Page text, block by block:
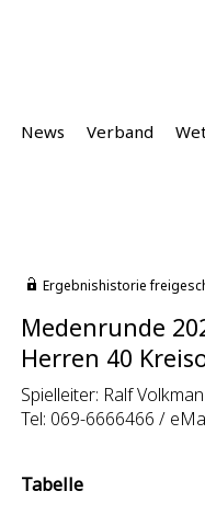
News Verband
Ergebnishistorie
Medenrunde
Herren 40
Spielleiter: Ralf
Tel: 069-6666466 /
Tabelle